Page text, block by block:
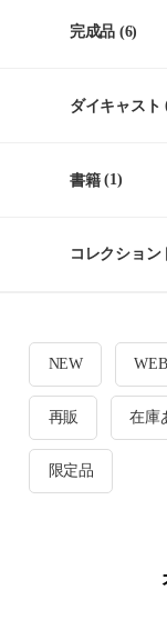
完成品 (6)
ダイキャスト
書籍(1)
コレクション
NEW
再販 在庫
限定品